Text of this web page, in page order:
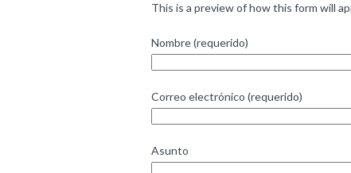
This is a preview of how this form will
Nombre (requerido)
Correo electrónico (requerido)
Asunto